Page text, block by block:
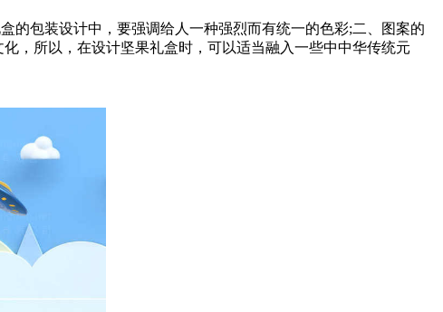
的包装设计中，要强调给人一种强烈而有统一的色彩;二、图案的
，所以，在设计坚果礼盒时，可以适当融入一些中中华传统元